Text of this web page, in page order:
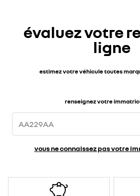
évaluez votre
ligne
estimez votre véhicule toutes
renseignez votre
vous ne connaissez pas votre